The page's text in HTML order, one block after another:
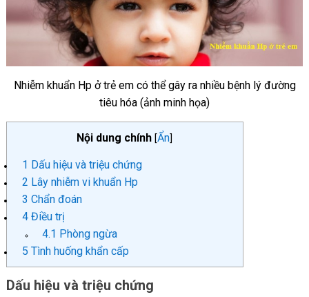
Nhiễm khuẩn Hp ở trẻ em có thể gây ra nhiều bệnh lý đường
tiêu hóa (ảnh minh họa)
Nội dung chính [Ẩn]
1 Dấu hiệu và triệu chứng
2 Lây nhiễm vi khuẩn Hp
3 Chẩn đoán
4Điều trị
4.1 Phòng ngừa
5 Tình huống khẩn cấp
Dấu hiệu và triệu chứng